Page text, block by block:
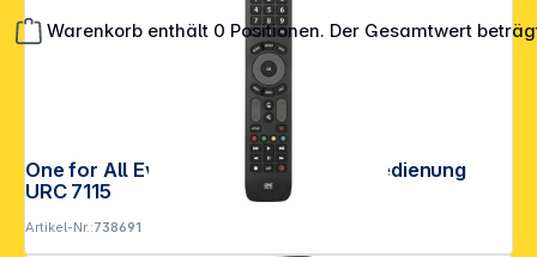
Warenkorb enthält 0 Positionen. Der Gesamtwert
One for All Evolve TV Universalfernbedienung
URC 7115
Artikel-Nr.:738691
**EVP = Empfohlener Verkaufspreis des Herstellers /
Lieferanten zzgl. 19% Mwst.
Alle Preise exkl. gesetzl. Mehrwertsteuer zzgl.